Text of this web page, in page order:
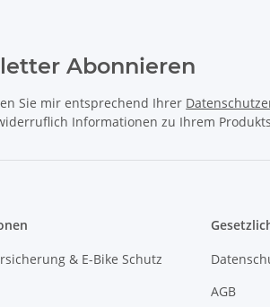
Abonnieren
Sie mir entsprechend Ihrer
Informationen zu Ihrem
& E-Bike Schutz
AGB